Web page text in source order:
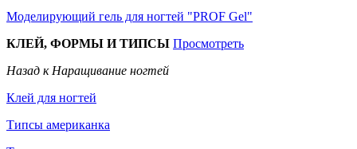
Моделирующий гель для ногтей "PROF Gel"
КЛЕЙ, ФОРМЫ И ТИПСЫ Просмотреть
Назад к Наращивание ногтей
Клей для ногтей
Типсы американка